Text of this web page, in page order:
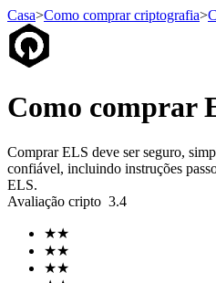
Futuros de USDT
Casa>Como comprar criptografia>
Como comprar
Comprar ELS deve ser seguro,
confiável, incluindo instruções
ELS.
Avaliação cripto 3.4
★★
★★
★★